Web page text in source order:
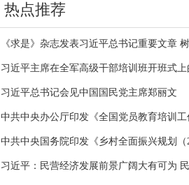
热点推荐
习近平总书记会见中国国民党主席郑丽文